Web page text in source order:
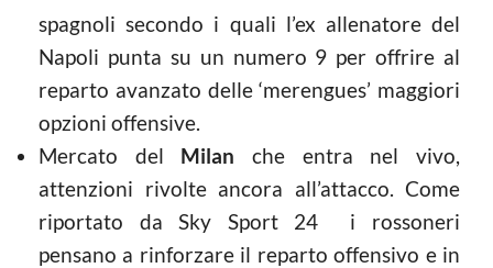
spagnoli secondo i quali l’ex allenatore del
Napoli punta su un numero 9 per offrire al
reparto avanzato delle ‘merengues’ maggiori
opzioni offensive.
Mercato del Milanche entra nel vivo,
attenzioni rivolte ancora all’attacco. Come
riportato da Sky Sport 24 i rossoneri
pensano a rinforzare il reparto offensivo e in